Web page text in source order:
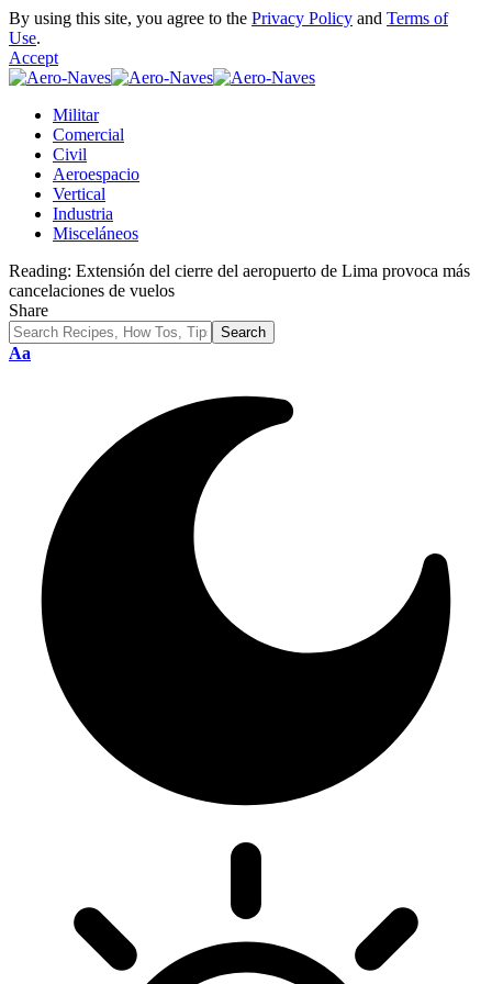
By using this site, you agree to the Privacy Policy and Terms of
Use.
Accept
Militar
Comercial
Civil
Aeroespacio
Vertical
Industria
Misceláneos
Reading: Extensión del cierre del aeropuerto de Lima provoca más
cancelaciones de vuelos
Share
Font
Aa